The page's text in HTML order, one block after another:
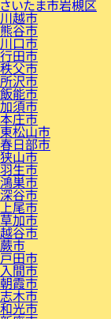
さいたま市岩槻区
川越市
熊谷市
川口市
行田市
秩父市
所沢市
飯能市
加須市
本庄市
東松山市
春日部市
狭山市
羽生市
鴻巣市
深谷市
上尾市
草加市
越谷市
蕨市
戸田市
入間市
朝霞市
志木市
和光市